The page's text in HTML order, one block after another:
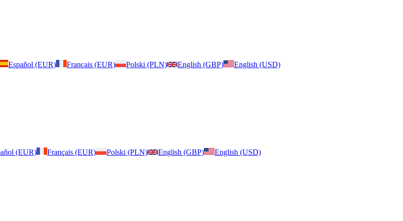
Español (EUR) Français (EUR) Polski (PLN) English (GBP) English (USD)
(EUR) Français (EUR) Polski (PLN) English (GBP)
English (USD)